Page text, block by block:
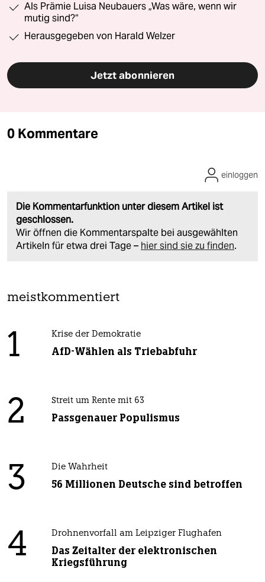
Als Prämie Luisa Neubauers „Was wäre, wenn wir
mutig sind?“
Herausgegeben von Harald Welzer
Jetzt abonnieren
0 Kommentare
Die Kommentarfunktion unter diesem Artikel ist
geschlossen.
Wir öffnen die Kommentarspalte bei ausgewählten
Artikeln für etwa drei Tage – hier sind sie zu finden.
einloggen
meistkommentiert
1 Krise der Demokratie
AfD-Wählen als Triebabfuhr
2 Streit um Rente mit 63
Passgenauer Populismus
3 Die Wahrheit
56 Millionen Deutsche sind betroffen
4 Drohnenvorfall am Leipziger Flughafen
Das Zeitalter der elektronischen
Kriegsführung